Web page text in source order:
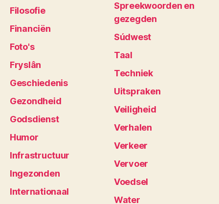
Filosofie
Financiën
Foto's
Fryslân
Geschiedenis
Gezondheid
Godsdienst
Humor
Infrastructuur
Ingezonden
Internationaal
Spreekwoorden en
gezegden
Súdwest
Taal
Techniek
Uitspraken
Veiligheid
Verhalen
Verkeer
Vervoer
Voedsel
Water